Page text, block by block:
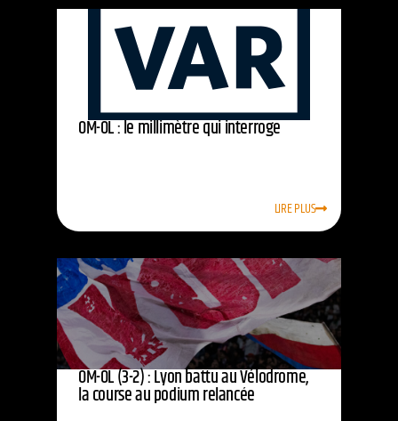
OM-OL : le millimètre qui interroge
LIRE PLUS
OM-OL (3-2) : Lyon battu au Vélodrome,
la course au podium relancée